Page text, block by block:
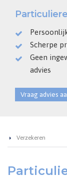
Scherpe
Geen
advies
Vraag advies
Verzekeren